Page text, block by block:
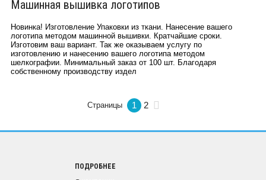
Машинная вышивка логотипов
Новинка! Изготовление Упаковки из ткани. Нанесение вашего
логотипа методом машинной вышивки. Кратчайшие сроки.
Изготовим ваш вариант. Так же оказываем услугу по
изготовлению и нанесению вашего логотипа методом
шелкографии. Минимальный заказ от 100 шт. Благодаря
собственному производству издел
Страницы 1 2
ПОДРОБНЕЕ